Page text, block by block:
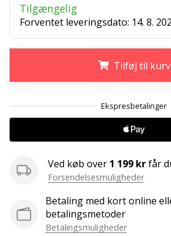
egen
hjemmeside,
blog,
administrerer
eller
Lad
tjene.
del…
Tilgængelig
Forventet leveringsdato: 14. 8.
Tilføj til kurv
Ved køb over 1 199 krfår
Forsendelsesmuligheder
Betaling med kort online
betalingsmetoder
Betalingsmuligheder